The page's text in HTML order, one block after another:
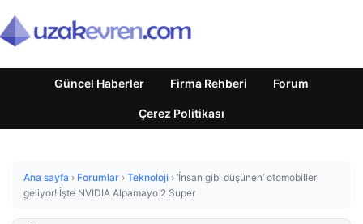
Güncel Haberler Firma Rehberi Forum
Çerez Politikası
Ana sayfa › Forumlar › Teknoloji › ‘İnsan gibi düşünen’ otomobiller
geliyor! İşte NVIDIA Alpamayo 2 Super